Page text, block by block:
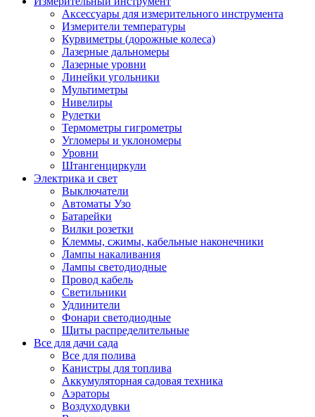
Аксессуары для измерительного инструмента
Измерители температуры
Курвиметры (дорожные колеса)
Лазерные дальномеры
Лазерные уровни
Линейки угольники
Мультиметры
Нивелиры
Рулетки
Термометры гигрометры
Угломеры и уклономеры
Уровни
Штангенциркули
Электрика и свет
Выключатели
Автоматы Узо
Батарейки
Вилки розетки
Клеммы, сжимы, кабельные наконечники
Лампы накаливания
Лампы светодиодные
Провод кабель
Светильники
Удлинители
Фонари светодиодные
Щиты распределительные
Все для дачи сада
Все для полива
Канистры для топлива
Аккумуляторная садовая техника
Аэраторы
Воздуходувки